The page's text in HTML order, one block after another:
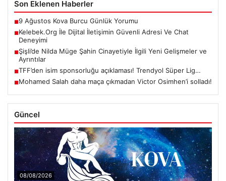
Son Eklenen Haberler
■9 Ağustos Kova Burcu Günlük Yorumu
■Kelebek.Org İle Dijital İletişimin Güvenli Adresi Ve Chat
Deneyimi
■Şişli’de Nilda Müge Şahin Cinayetiyle İlgili Yeni Gelişmeler ve
Ayrıntılar
■TFF’den isim sponsorluğu açıklaması! Trendyol Süper Lig…
■Mohamed Salah daha maça çıkmadan Victor Osimhen’i solladı!
Güncel
08/08/2026